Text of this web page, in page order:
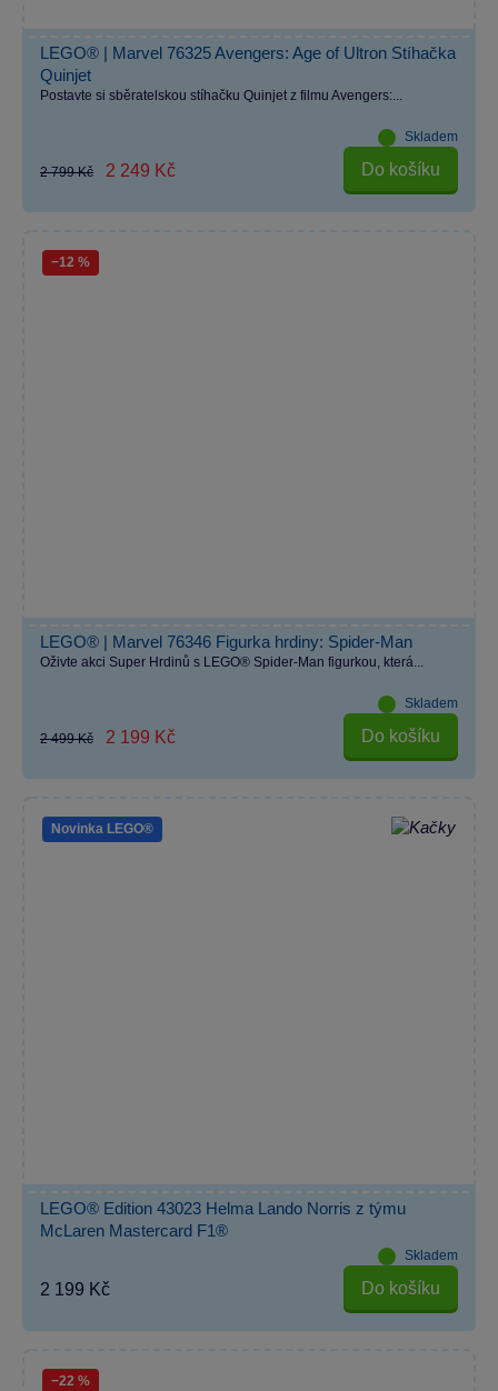
LEGO® | Marvel 76325 Avengers: Age of Ultron Stíhačka
Quinjet
Postavte si sběratelskou stíhačku Quinjet z filmu Avengers:...
Skladem
2 799 Kč 2 249 Kč Do košíku
−12 %
LEGO® | Marvel 76346 Figurka hrdiny: Spider-Man
Oživte akci Super Hrdinů s LEGO® Spider-Man figurkou, která...
Skladem
2 499 Kč 2 199 Kč Do košíku
Novinka LEGO®
LEGO® Edition 43023 Helma Lando Norris z týmu
McLaren Mastercard F1®
Skladem
2 199 Kč Do košíku
−22 %